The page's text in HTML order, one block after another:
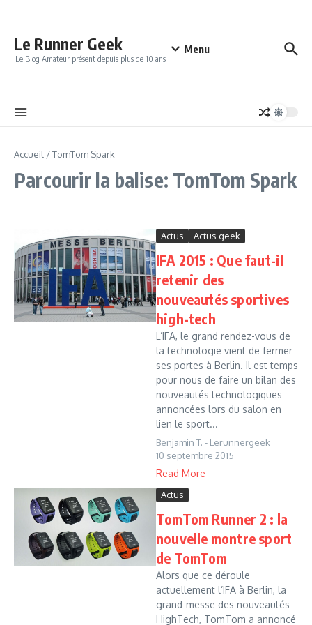
Le Runner Geek
Le Blog Amateur présent depuis plus de 10 ans
Menu
Accueil /TomTom Spark
Parcourir la balise: TomTom Spark
Actus Actus geek
IFA 2015 : Que faut-il
retenir des
nouveautés sportives
high-tech
L’IFA, le grand rendez-vous de
la technologie vient de fermer
ses portes à Berlin. Il est temps
pour nous de faire un bilan des
nouveautés technologiques
annoncées lors du salon en
lien le sport...
Benjamin T. - Lerunnergeek
10 septembre 2015
Read More
Actus
TomTom Runner 2 : la
nouvelle montre sport
de TomTom
Alors que ce déroule
actuellement l’IFA à Berlin, la
grand-messe des nouveautés
HighTech, TomTom a annoncé